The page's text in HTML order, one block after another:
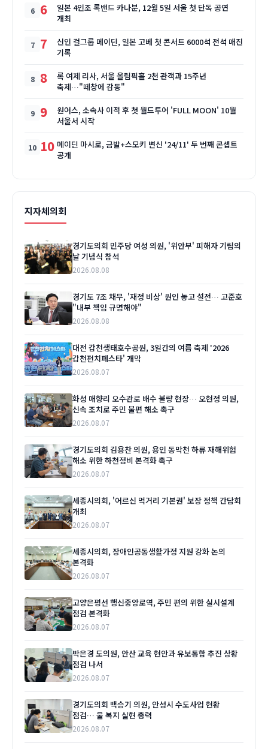
6
일본 4인조 록밴드 카나분, 12월 5일 서울 첫 단독 공연
개최
7
신인 걸그룹 메이딘, 일본 고베 첫 콘서트 6000석 전석 매진
기록
8
록 여제 리사, 서울 올림픽홀 2천 관객과 15주년
축제…"떼창에 감동"
9
원어스, 소속사 이적 후 첫 월드투어 'FULL MOON' 10월
서울서 시작
10 메이딘 마시로, 금발+스모키 변신 '24/11' 두 번째 콘셉트
공개
지자체의회
경기도의회 민주당 여성 의원, '위안부' 피해자 기림의
날 기념식 참석
2026.08.08
경기도 7조 채무, '재정 비상' 원인 놓고 설전… 고준호
"내부 책임 규명해야"
2026.08.08
대전 갑천생태호수공원, 3일간의 여름 축제 '2026
갑천펀치페스타' 개막
2026.08.07
화성 매향리 오수관로 배수 불량 현장… 오현정 의원,
신속 조치로 주민 불편 해소 촉구
2026.08.07
경기도의회 김용찬 의원, 용인 동막천 하류 재해위험
해소 위한 하천정비 본격화 촉구
2026.08.07
세종시의회, '어르신 먹거리 기본권' 보장 정책 간담회
개최
2026.08.07
세종시의회, 장애인공동생활가정 지원 강화 논의
본격화
2026.08.07
고양은평선 행신중앙로역, 주민 편의 위한 실시설계
점검 본격화
2026.08.07
박은경 도의원, 안산 교육 현안과 유보통합 추진 상황
점검 나서
2026.08.07
경기도의회 백승기 의원, 안성시 수도사업 현황
점검… 물 복지 실현 총력
2026.08.07